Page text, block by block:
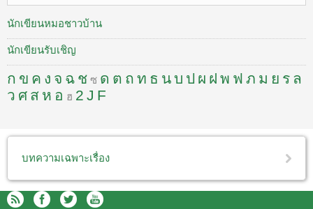
นักเขียนหมอชาวบ้าน
นักเขียนรับเชิญ
ก ข ค ง จ ฉ ช ซ ด ต ถ ท ธ นบ ป ผ ฝ พ ฟ ภ ม ย ร ล
ว ศ ส ห อ ฮ 2 J F
บทความเฉพาะเรื่อง